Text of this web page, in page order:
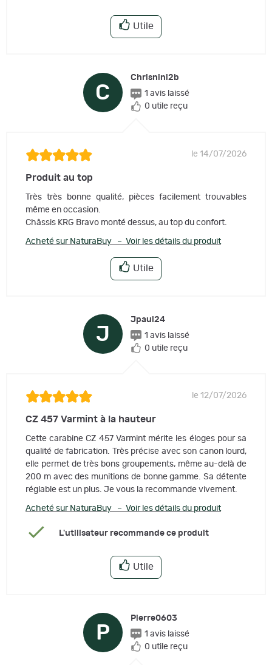
Utile
C
Chrisnini2b
1 avis laissé
0 utile reçu
le 14/07/2026
Produit au top
Très très bonne qualité, pièces facilement trouvables
même en occasion.
Châssis KRG Bravo monté dessus, au top du confort.
Acheté sur NaturaBuy – Voir les détails du produit
Utile
J
Jpaul24
1 avis laissé
0 utile reçu
le 12/07/2026
CZ 457 Varmint à la hauteur
Cette carabine CZ 457 Varmint mérite les éloges pour sa
qualité de fabrication. Très précise avec son canon lourd,
elle permet de très bons groupements, même au-delà de
200 m avec des munitions de bonne gamme. Sa détente
réglable est un plus. Je vous la recommande vivement.
Acheté sur NaturaBuy – Voir les détails du produit
L'utilisateur recommande ce produit
Utile
P
Pierre0603
1 avis laissé
0 utile reçu